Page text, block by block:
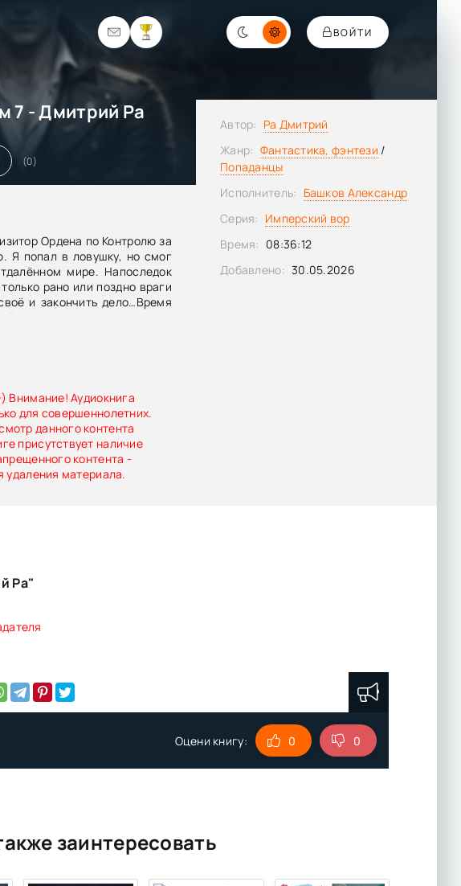
ВОЙТИ
7 - Дмитрий Ра
(0)
Ордена по Контролю за
Я попал в ловушку, но смог
мире. Напоследок
рано или поздно враги
и закончить дело…Время
я попал, оказался даже
меня.Единственные мои
Внимание! Аудиокнига
для совершеннолетних.
данного контента
присутствует наличие
контента -
удаления материала.
Автор: Ра Дмитрий
Жанр: Фантастика, фэнтези /
Попаданцы
Исполнитель: Башков Александр
Серия: Имперский вор
Время: 08:36:12
Добавлено: 30.05.2026
Ра"
Оцени книгу: 0 0
заинтересовать